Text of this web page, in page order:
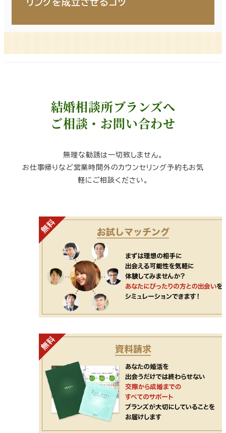
結婚相談所ブランズへ
ご相談・お問い合わせ
無理な勧誘は一切致しません。
お仕事帰りなど営業時間外のカウンセリング予約もお気
軽にご相談ください。